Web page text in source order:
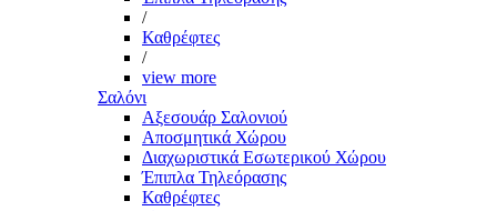
/
Καθρέφτες
/
view more
Σαλόνι
Αξεσουάρ Σαλονιού
Αποσμητικά Χώρου
Διαχωριστικά Εσωτερικού Χώρου
Έπιπλα Τηλεόρασης
Καθρέφτες